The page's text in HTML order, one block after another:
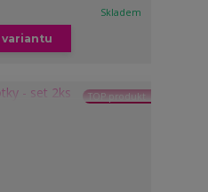
Skladem
TOP produkt